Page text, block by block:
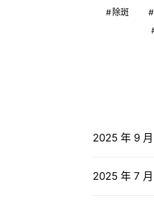
除斑
2025 年 9 月
2025 年 7 月